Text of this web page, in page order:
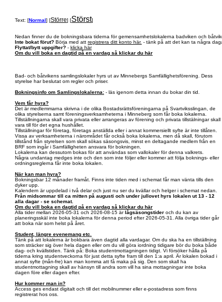
Text: [Normal] [Större] [Störst]
Nedan finner du de bokningsbara tiderna för gemensamhetslokalerna badviken och
Inte bokat förut? Börja med att registrera ditt konto här. - tänk på att det kan ta några
Flyttat/bytt uppgifter? - klicka här
Om du vill boka en dagtid på en vardag så klickar du här
Bad- och båtvikens samlingslokaler hyrs ut av Minnebergs Samfällighetsförening. Dess
styrelse har beslutat om regler och priser.
Bokningsinfo om Samlingslokalerna: - läs igenom detta innan du bokar din tid.
Vem får hyra?
Det är medlemmarna skrivna i de olika Bostadsrättsföreningarna på Svartviksslingan, de
olika styrelserna samt föreningsverksamheterna i Minneberg som får boka lokalerna.
Tillställningarna skall vara privata eller arrangeras av förening och privata tillstälningar skall
vara till för det egna hushållet.
Tillställningar för företag, företags anställda eller i annat kommersiellt syfte är inte tillåten.
Vissa av verksamheterna i närområdet får också boka lokalerna, men då skall, förutom
tillstånd från styrelsen som skall sökas säsongsvis, minst en deltagande medlem från en
BRF som ingår i Samfälligheten ansvara för bokningen.
Lokalerna kan dessutom bokas för att användas som vallokaler för denna valkrets.
Några undantag medges inte och den som inte följer eller kommer att följa boknings- eller
ordningsreglerna får inte boka lokalen.
När kan man hyra?
Bokningsbar 12 månader framåt. Finns inte tiden med i schemat får man vänta tills den
dyker upp.
Kalendern är uppdelad i två delar och just nu ser du kvällar och helger i schemat nedan.
Från midsommar till ca mitten på augusti och under jullovet hyrs lokalen ut 13 - 12
alla dagar - se schemat.
Om du vill boka en dagtid på en vardag så klickar du här
Alla tider mellan 2026-05-31 och 2026-08-15 ärlågsäsongstider och du kan av
planeringsskäl inte boka lokalerna för denna period efter 2026-05-31. Alla övriga tider går
att boka när som helst på året.
Student, längre evenemang etc.
Tänk på att lokalerna är bokbara även dagtid alla vardagar. Om du ska ha en tillställning
som sträcker sig över hela dagen eller om du vill göra iordning tidigare bör du boka både
dag- och kvällstiden. Tänk på: Boka studentmottagningen tidigt. Vi försöker hålla på
tiderna kring studentveckorna för just detta syfte fram till den 1:a april. Är lokalen bokad i
annat syfte (mån-fre) kan man komma att få maka på sig. Den som skall ha
studentmottagning skall av hänsyn till andra som vill ha sina mottagningar inte boka
dagen före eller dagen efter.
Hur kommer man in?
Access ges endast digitalt och till det mobilnummer eller e-postadress som finns
registrerat hos oss.